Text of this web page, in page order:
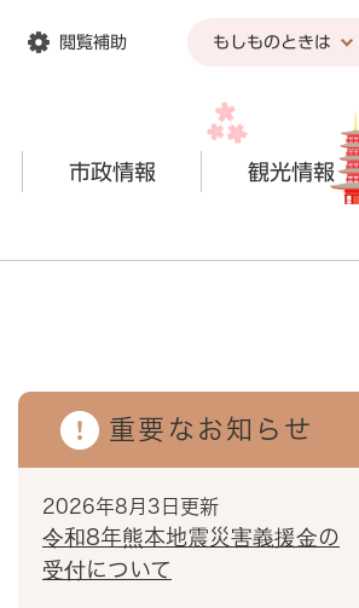
閲覧補助 もしものときは
市政情報 観光情報
重要なお知らせ
2026年8月3日更新
令和8年熊本地震災害義援金の
受付について